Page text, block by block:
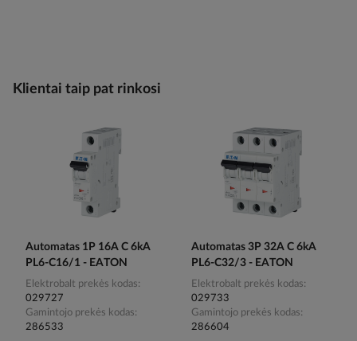
Klientai taip pat rinkosi
Automatas 1P 16A C 6kA
PL6-C16/1 - EATON
Elektrobalt prekės kodas
029727
Gamintojo prekės kodas
286533
Automatas 3P 32A C 6kA
PL6-C32/3 - EATON
Elektrobalt prekės kodas
029733
Gamintojo prekės kodas
286604